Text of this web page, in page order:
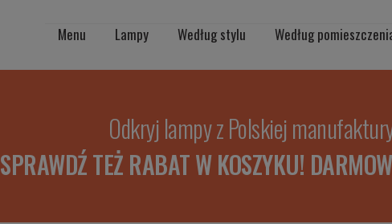
Menu Lampy Według stylu Według
Odkryj lampy z Polskiej
SPRAWDŹ TEŻ RABAT W KOSZYKU!